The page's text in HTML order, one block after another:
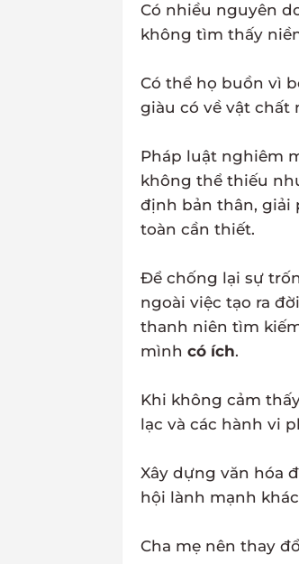
Có nhiều nguyên
không tìm thấy
Có thể họ buồn vì
giàu có về vật
Pháp luật nghiêm
không thể thiếu
định bản thân, giải
toàn cần thiết.
Để chống lại sự
ngoài việc tạo ra
thanh niên tìm
mình có ích.
Khi không cảm
lạc và các hành vi
Xây dựng văn hóa
hội lành mạnh
Cha mẹ nên thay